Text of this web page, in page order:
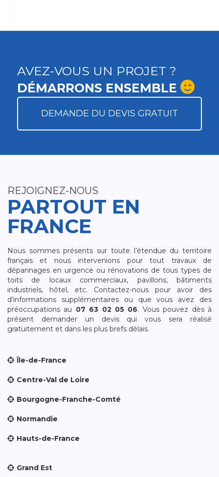
AVEZ-VOUS UN PROJET ?
DÉMARRONS ENSEMBLE
DEMANDE DU DEVIS GRATUIT
REJOIGNEZ-NOUS
PARTOUT EN
FRANCE
Nous sommes présents sur toute l’étendue du territoire
français et nous intervenions pour tout travaux de
dépannages en urgence ou rénovations de tous types de
toits de locaux commerciaux, pavillons, bâtiments
industriels, hôtel, etc. Contactez-nous pour avoir des
d’informations supplémentaires ou que vous avez des
préoccupations au 07 63 02 05 06. Vous pouvez dès à
présent demander un devis qui vous sera réalisé
gratuitement et dans les plus brefs délais.
Île-de-France
Centre-Val de Loire
Bourgogne-Franche-Comté
Normandie
Hauts-de-France
Grand Est